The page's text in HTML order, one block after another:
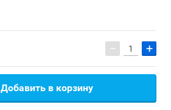
− +
Добавить в корзину